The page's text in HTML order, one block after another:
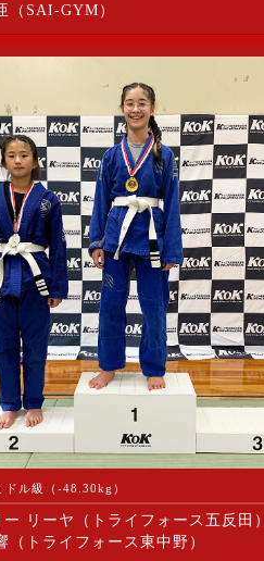
（SAI-GYM）
ル級（-48.30kg）
リーヤ（トライフォース五反田）
（トライフォース東中野）